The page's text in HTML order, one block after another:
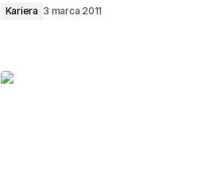
Kariera 3 marca 2011